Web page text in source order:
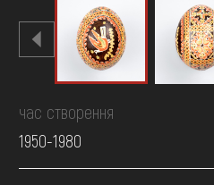
час створення
1950-1980